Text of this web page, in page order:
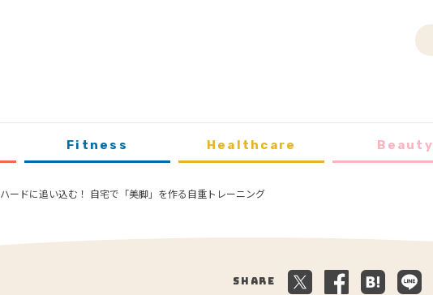
Fitness Healthcare Beauty
ハードに追い込む！ 自宅で「美脚」を作る自重トレーニング
Share